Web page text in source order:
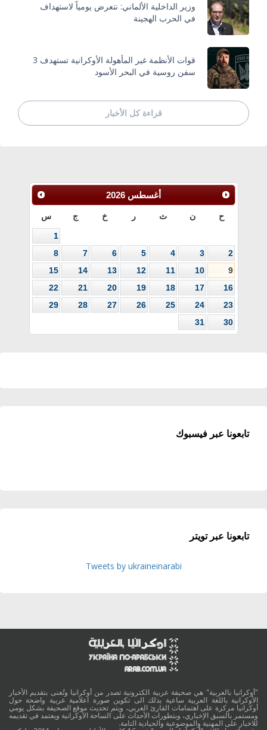
وزير الداخلية الألماني: نتعرض يومياً لاستهداف
في الحرب الهجينة
قوات الأنظمة غير المأهولة الأوكرانية تستهدف 3
سفن روسية في البحر الأسود
قراءة كل الأخبار
أغسطس 2026
ح ن ث ر خ ج س
1
2
3
4
5
6
7
8
9
10
11
12
13
14
15
16
17
18
19
20
21
22
23
24
25
26
27
28
29
30
31
تابعونا عبر فيسبوك
تابعونا عبر تويتر
Tweets by ukraineinarabi
"أوكرانيا بالعربية" هي صحيفة عربية الكترونية تصدر من أوكرانيا وتُعنى بتقديم الأخبار
الأوكرانية باللغة العربية ساعية بذلك الى تكوين صورة اعلامية عربية واضحة حول
أوكرانيا مركزة على اهتمامات القارئ العربي، ويتم تحديث موقع الصحيفة بشكل يومي
ومستمر بالسبق الإخباري، وبتطورات الأحداث على الساحة الأوكرانية ويعتمد في تقديمه
للاخبار على المهنية والموضوعية والحيادية التامة.